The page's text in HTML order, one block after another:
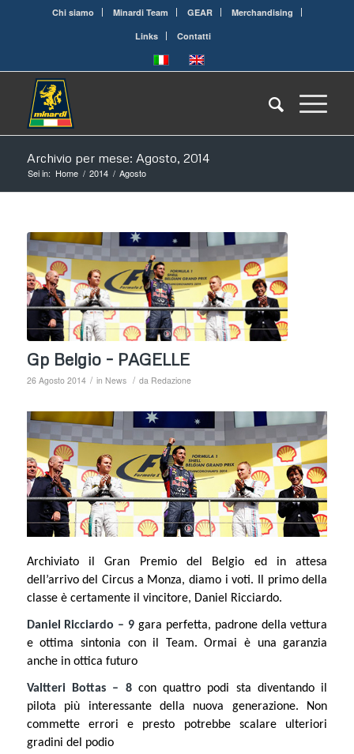
Chi siamo Minardi Team GEAR
Merchandising
Links
Contatti
Archivio per mese: Agosto, 2014
Sei in: Home / 2014 / Agosto
Gp Belgio – PAGELLE
26 Agosto 2014 / in News / da Redazione
Archiviato il Gran Premio del Belgio ed in attesa
dell’arrivo del Circus a Monza, diamo i voti. Il primo della
classe è certamente il vincitore, Daniel Ricciardo.
Daniel Ricciardo – 9 gara perfetta, padrone della vettura
e ottima sintonia con il Team. Ormai è una garanzia
anche in ottica futuro
Valtteri Bottas – 8con quattro podi sta diventando il
pilota più interessante della nuova generazione. Non
commette errori e presto potrebbe scalare ulteriori
gradini del podio